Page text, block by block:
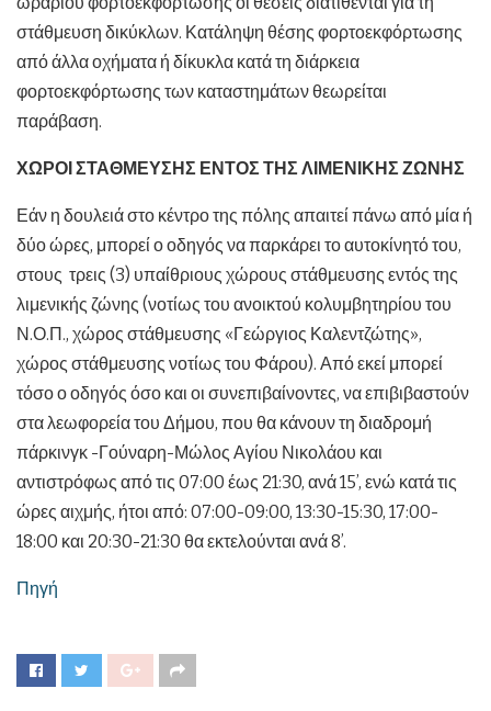
στάθμευση δικύκλων. Κατάληψη θέσης φορτοεκφόρτωσης
από άλλα οχήματα ή δίκυκλα κατά τη διάρκεια
φορτοεκφόρτωσης των καταστημάτων θεωρείται
παράβαση.
ΧΩΡΟΙ ΣΤΑΘΜΕΥΣΗΣ ΕΝΤΟΣ ΤΗΣ ΛΙΜΕΝΙΚΗΣ ΖΩΝΗΣ
Εάν η δουλειά στο κέντρο της πόλης απαιτεί πάνω από μία ή
δύο ώρες, μπορεί ο οδηγός να παρκάρει το αυτοκίνητό του,
στους τρεις (3) υπαίθριους χώρους στάθμευσης εντός της
λιμενικής ζώνης (νοτίως του ανοικτού κολυμβητηρίου του
Ν.Ο.Π., χώρος στάθμευσης «Γεώργιος Καλεντζώτης»,
χώρος στάθμευσης νοτίως του Φάρου). Από εκεί μπορεί
τόσο ο οδηγός όσο και οι συνεπιβαίνοντες, να επιβιβαστούν
στα λεωφορεία του Δήμου, που θα κάνουν τη διαδρομή
πάρκινγκ -Γούναρη-Μώλος Αγίου Νικολάου και
αντιστρόφως από τις 07:00 έως 21:30, ανά 15’, ενώ κατά τις
ώρες αιχμής, ήτοι από: 07:00-09:00, 13:30-15:30, 17:00-
18:00 και 20:30-21:30 θα εκτελούνται ανά 8’.
Πηγή